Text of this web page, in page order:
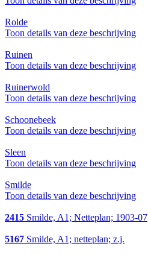
Rolde
Toon details van deze beschrijving
Ruinen
Toon details van deze beschrijving
Ruinerwold
Toon details van deze beschrijving
Schoonebeek
Toon details van deze beschrijving
Sleen
Toon details van deze beschrijving
Smilde
Toon details van deze beschrijving
2415 Smilde, A1; Netteplan; 1903-07
5167 Smilde, A1; netteplan; z.j.